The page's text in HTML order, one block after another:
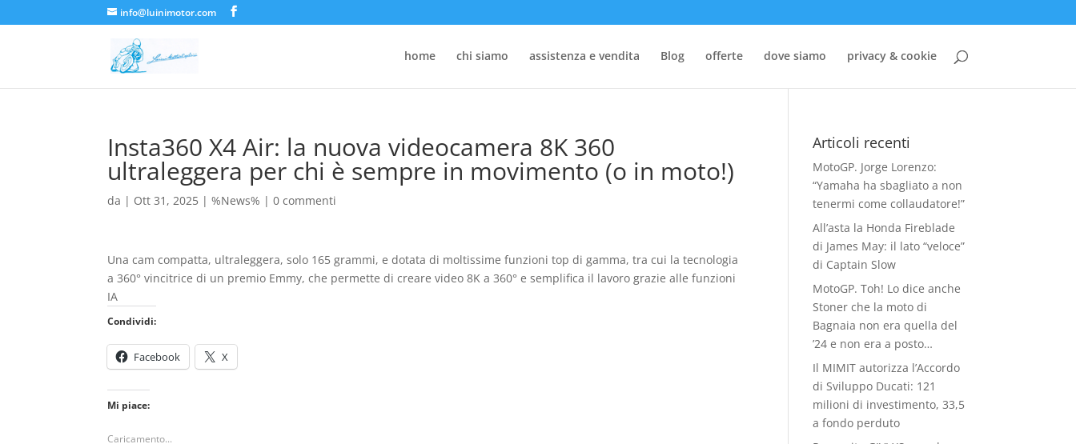
info@luinimotor.com
home chi siamo assistenza e vendita Blog offerte dove siamo privacy & cookie
Insta360 X4 Air: la nuova videocamera 8K 360
ultraleggera per chi è sempre in movimento (o in moto!)
da | Ott 31, 2025 |%News% |0 commenti
Una cam compatta, ultraleggera, solo 165 grammi, e dotata di moltissime funzioni top di gamma, tra cui la tecnologia
a 360° vincitrice di un premio Emmy, che permette di creare video 8K a 360° e semplifica il lavoro grazie alle funzioni
IA
Condividi:
Facebook X
Mi piace:
Caricamento...
Articoli recenti
MotoGP. Jorge Lorenzo:
“Yamaha ha sbagliato a non
tenermi come collaudatore!”
All’asta la Honda Fireblade
di James May: il lato “veloce”
di Captain Slow
MotoGP. Toh! Lo dice anche
Stoner che la moto di
Bagnaia non era quella del
’24 e non era a posto…
Il MIMIT autorizza l’Accordo
di Sviluppo Ducati: 121
milioni di investimento, 33,5
a fondo perduto